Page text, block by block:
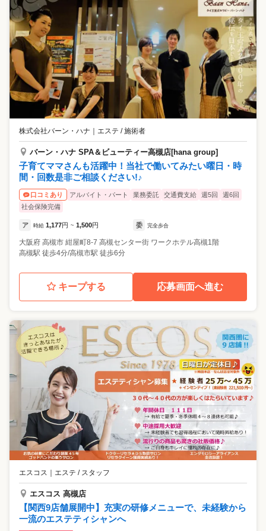
株式会社バーン・ハナ エステ / 施術者
バーン・ハナ SPA＆ビューティー高槻店[hana group]
子育てママさんも活躍中！当社で働いてみたい曜日・時
間・回数是非ご相談ください!♪
口コミあり アルバイト・パート 業務委託 交通費支給 週5回
週6回
社会保険完備
ア 時給 1,177円 ~ 1,500円 委 完全歩合
大阪府 高槻市 紺屋町8-7 高槻センター街 ワークホテル高槻1階
高槻駅 徒歩4分/高槻市駅 徒歩6分
キープする 応募画面へ進む
エスコス ｜ エステ / スタッフ
エスコス 高槻店
【関西9店舗展開中】充実の研修メニューで、未経験から
一流のエステティシャンへ